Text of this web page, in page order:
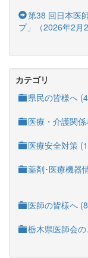
第38 回日本医
プ」（2026年2月
カテゴリ
県民の皆様へ
医療・介護関
医療安全対策
薬剤･医療機器
医師の皆様へ
栃木県医師会